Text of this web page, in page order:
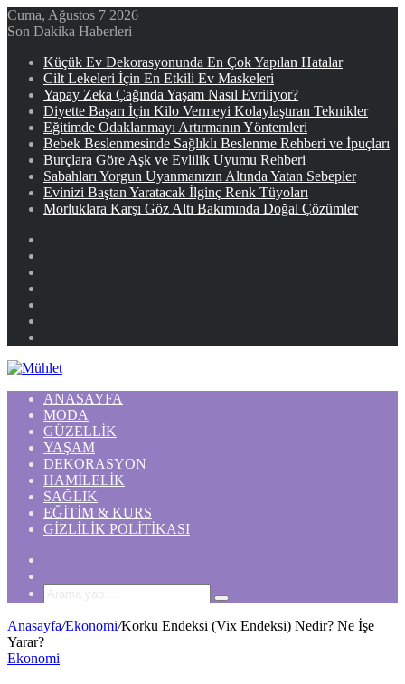
Cuma, Ağustos 7 2026
Son Dakika Haberleri
Küçük Ev Dekorasyonunda En Çok Yapılan Hatalar
Cilt Lekeleri İçin En Etkili Ev Maskeleri
Yapay Zeka Çağında Yaşam Nasıl Evriliyor?
Diyette Başarı İçin Kilo Vermeyi Kolaylaştıran Teknikler
Eğitimde Odaklanmayı Artırmanın Yöntemleri
Bebek Beslenmesinde Sağlıklı Beslenme Rehberi ve İpuçları
Burçlara Göre Aşk ve Evlilik Uyumu Rehberi
Sabahları Yorgun Uyanmanızın Altında Yatan Sebepler
Evinizi Baştan Yaratacak İlginç Renk Tüyoları
Morluklara Karşı Göz Altı Bakımında Doğal Çözümler
ANASAYFA
MODA
GÜZELLIK
YAŞAM
DEKORASYON
HAMILELIK
SAĞLIK
EĞITIM & KURS
GIZLILIK POLITIKASI
Arama
yap
...
Anasayfa/Ekonomi/Korku Endeksi (Vix Endeksi) Nedir? Ne İşe
Yarar?
Ekonomi